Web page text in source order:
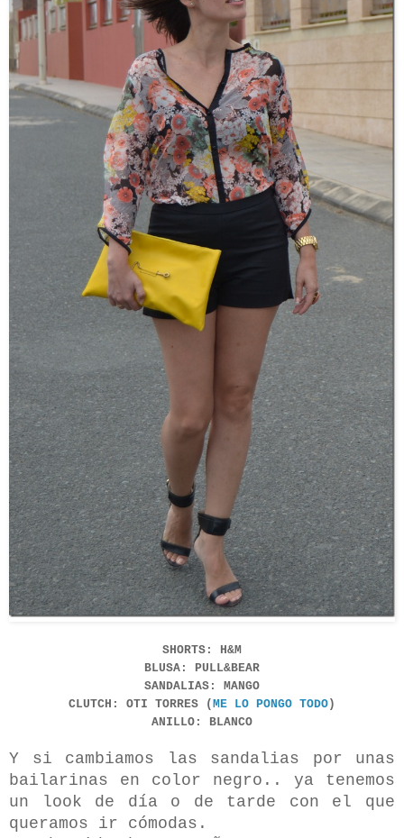
SHORTS: H&M
BLUSA: PULL&BEAR
SANDALIAS: MANGO
CLUTCH: OTI TORRES (ME LO PONGO TODO)
ANILLO: BLANCO
Y si cambiamos las sandalias por unas
bailarinas en color negro.. ya tenemos
un look de día o de tarde con el que
queramos ir cómodas.